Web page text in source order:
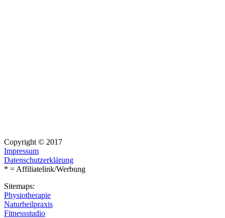
Copyright © 2017
Impressum
Datenschutzerklärung
* = Affiliatelink/Werbung
Sitemaps:
Physiotherapie
Naturheilpraxis
Fitnessstudio